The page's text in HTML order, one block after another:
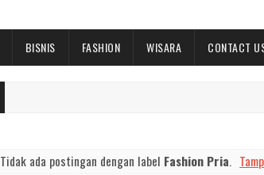
BISNIS FASHION WISARA CONTACT
Tidak ada postingan dengan label Fashion Pria.